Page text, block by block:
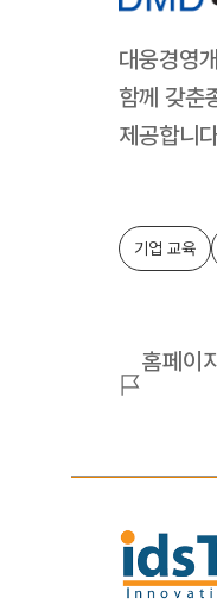
대웅경영
함께 갖춘
제공합니
기업 교육
홈페이